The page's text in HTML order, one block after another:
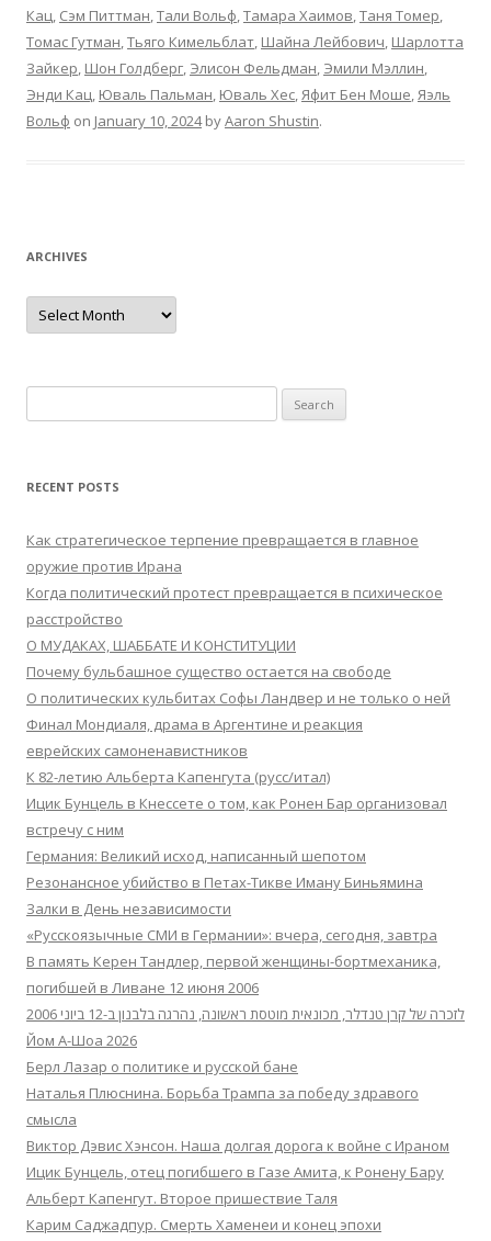
Кац, Сэм Питтман,Тали Вольф,Тамара Хаимов,Таня Томер,
Томас Гутман,Тьяго Кимельблат, Шайна Лейбович, Шарлотта
Зайкер, Шон Голдберг, Элисон Фельдман, Эмили Мэллин,
Энди Кац, Юваль Пальман, Юваль Хес,Яфит Бен Моше,Яэль
Вольф on January 10, 2024byAaron Shustin.
ARCHIVES
Archives
for:
RECENT POSTS
Как стратегическое терпение превращается в главное
оружие против Ирана
Когда политический протест превращается в психическое
расстройство
О МУДАКАХ, ШАББАТЕ И КОНСТИТУЦИИ
Почему бульбашное существо остается на свободе
О политических кульбитах Софы Ландвер и не только о ней
Финал Мондиаля, драма в Аргентине и реакция
еврейских самоненавистников
К 82-летию Альберта Капенгута (русс/итал)
Ицик Бунцель в Кнессете о том, как Ронен Бар организовал
встречу с ним
Германия: Великий исход, написанный шепотом
Резонансное убийство в Петах-Тикве Иману Биньямина
Залки в День независимости
«Русскоязычные СМИ в Германии»: вчера, сегодня, завтра
В память Керен Тандлер, первой женщины-бортмеханика,
погибшей в Ливане 12 июня 2006
לזכרה של קרן טנדלר, מכונאית מוטסת ראשונה, נהרגה בלבנון ב-12 ביוני 2006
Йом А-Шоа 2026
Берл Лазар о политике и русской бане
Наталья Плюснина. Борьба Трампа за победу здравого
смысла
Виктор Дэвис Хэнсон. Наша долгая дорога к войне с Ираном
Ицик Бунцель, отец погибшего в Газе Амита, к Ронену Бару
Альберт Капенгут. Второе пришествие Таля
Карим Саджадпур. Смерть Хаменеи и конец эпохи